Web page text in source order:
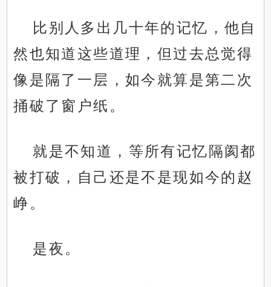
比别人多出几十年的记忆，他自
然也知道这些道理，但过去总觉得
像是隔了一层，如今就算是第二次
捅破了窗户纸。
就是不知道，等所有记忆隔阂都
被打破，自己还是不是现如今的赵
峥。
是夜。